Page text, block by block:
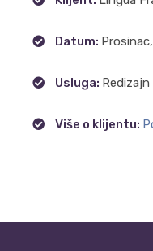
Datum:
Usluga:
Više o klijentu: